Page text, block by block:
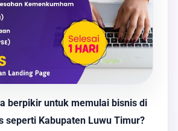
berpikir untuk memulai bisnis di
seperti Kabupaten Luwu Timur?